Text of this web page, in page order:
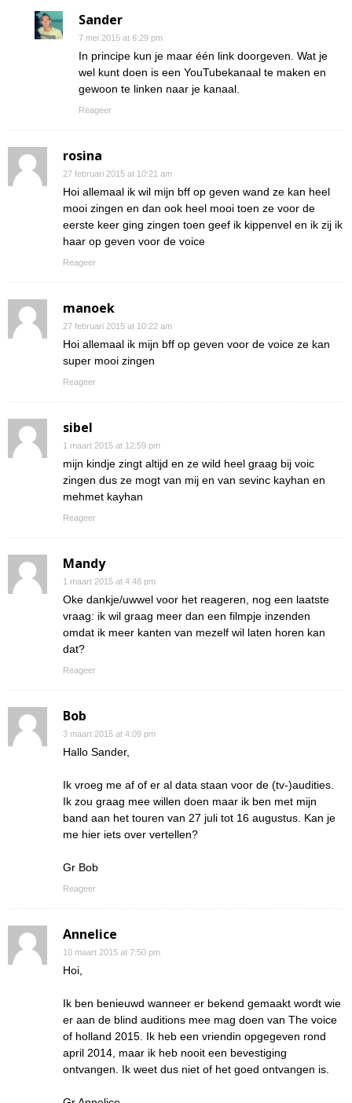
Sander
7 mei 2015 at 6:29 pm
In principe kun je maar één link doorgeven. Wat je
wel kunt doen is een YouTubekanaal te maken en
gewoon te linken naar je kanaal.
Reageer
rosina
27 februari 2015 at 10:21 am
Hoi allemaal ik wil mijn bff op geven wand ze kan heel
mooi zingen en dan ook heel mooi toen ze voor de
eerste keer ging zingen toen geef ik kippenvel en ik zij ik
haar op geven voor de voice
Reageer
manoek
27 februari 2015 at 10:22 am
Hoi allemaal ik mijn bff op geven voor de voice ze kan
super mooi zingen
Reageer
sibel
1 maart 2015 at 12:59 pm
mijn kindje zingt altijd en ze wild heel graag bij voic
zingen dus ze mogt van mij en van sevinc kayhan en
mehmet kayhan
Reageer
Mandy
1 maart 2015 at 4:48 pm
Oke dankje/uwwel voor het reageren, nog een laatste
vraag: ik wil graag meer dan een filmpje inzenden
omdat ik meer kanten van mezelf wil laten horen kan
dat?
Reageer
Bob
3 maart 2015 at 4:09 pm
Hallo Sander,
Ik vroeg me af of er al data staan voor de (tv-)audities.
Ik zou graag mee willen doen maar ik ben met mijn
band aan het touren van 27 juli tot 16 augustus. Kan je
me hier iets over vertellen?
Gr Bob
Reageer
Annelice
10 maart 2015 at 7:50 pm
Hoi,
Ik ben benieuwd wanneer er bekend gemaakt wordt wie
er aan de blind auditions mee mag doen van The voice
of holland 2015. Ik heb een vriendin opgegeven rond
april 2014, maar ik heb nooit een bevestiging
ontvangen. Ik weet dus niet of het goed ontvangen is.